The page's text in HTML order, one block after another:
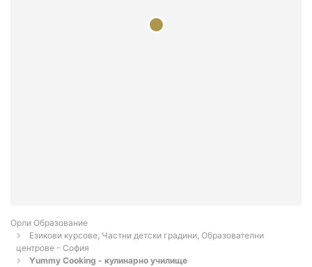
Орли Образование
Езикови курсове, Частни детски градини, Образователни
центрове - София
Yummy Cooking - кулинарно училище